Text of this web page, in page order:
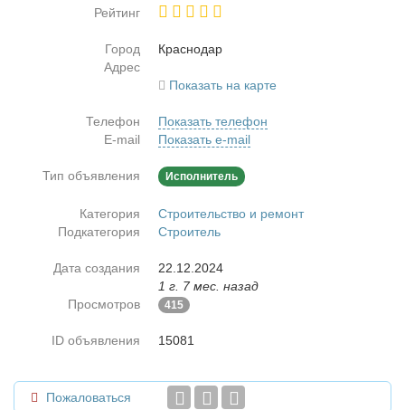
Рейтинг
Город
Крас­но­дар
Адрес
Показать на карте
Телефон
Показать телефон
E-mail
Показать e-mail
Тип объявления Исполнитель
Категория
Строительство и ремонт
Подкатегория
Строитель
Дата создания
22.12.2024
1 г. 7 мес. назад
Просмотров
415
ID объявления 15081
Пожаловаться